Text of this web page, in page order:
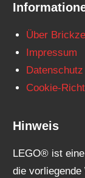
Über
Impressum
Datenschutz
Cookie-
Hinweis
LEGO® ist
die